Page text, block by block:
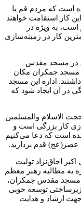
است که مردم قم با
کار استقامت خواهند
به ویژه در
کار در زمینه‌سازی
در مسجد مقدس
مسجد جمکران مکان
اداره این مسجد
در آن ایجاد شود که
الاسلام والمسلمین
کار بزرگی است و
است که دعا می‌کنیم
قدم بردارید.
اجاق‌نژاد تولیت
به مطالبه رهبر معظم
مسجد مقدس جمکران،
توسعه خوبی
جهت ارشاد و هدایت